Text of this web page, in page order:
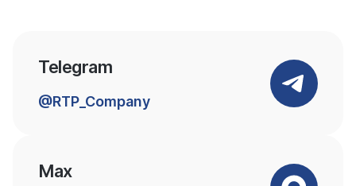
Telegram
@RTP_Company
Max